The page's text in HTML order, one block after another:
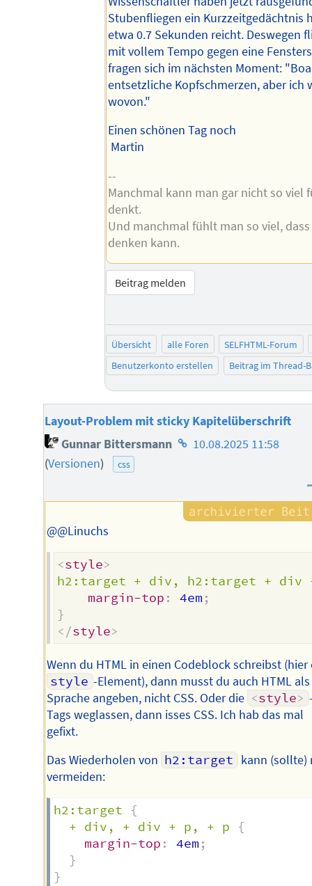
Stubenfliegen ein Kurzzeitgedächtnis
etwa 0.7 Sekunden reicht. Deswegen
mit vollem Tempo gegen eine
fragen sich im nächsten Moment:
entsetzliche Kopfschmerzen, aber ich
wovon."
Einen schönen Tag noch
Martin
--
Manchmal kann man gar nicht so viel
denkt.
Und manchmal fühlt man so viel,
denken kann.
Beitrag melden
Übersicht alle Foren
SELFHTML-Forum
Benutzerkonto erstellen
Beitrag im Thread-
Layout-Problem mit sticky Kapitelüberschrift
Gunnar Bittersmann Homepage
10.08.2025 11:58
(Versionen) css
@@Linuchs
<style>
h2:target + div, h2:target + div
margin-top : 4em ;
}
</style>
Wenn du HTML in einen Codeblock schreibst (hier
style -Element), dann musst du auch HTML als
Sprache angeben, nicht CSS. Oder die <style>
Tags weglassen, dann isses CSS. Ich hab das mal
gefixt.
Das Wiederholen von h2:target kann (sollte)
vermeiden:
h2:target
{
+ div, + div + p, + p
{
margin-top : 4em ;
}
}